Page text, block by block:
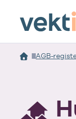
AGB-